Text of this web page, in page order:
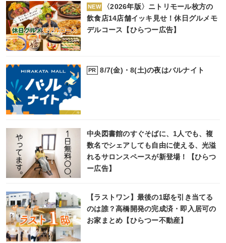
NEW
〈2026年版〉ニトリモール枚方の
飲食店14店舗イッキ見せ！休日グルメモ
デルコース【ひらつー広告】
PR 8/7(金)・8(土)の夜はバルナイト
中央図書館のすぐそばに、1人でも、複
数名でシェアしても自由に使える、光溢
れるサロンスペースが新登場！【ひらつ
ー広告】
【ラストワン】最後の1邸を引き当てる
のは誰？高橋開発の完成済・即入居可の
お家まとめ【ひらつー不動産】